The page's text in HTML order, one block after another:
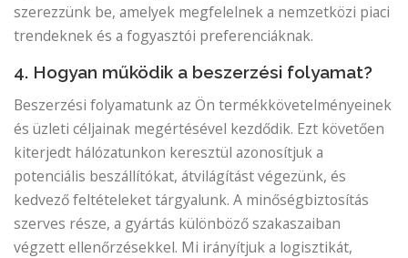
szerezzünk be, amelyek megfelelnek a nemzetközi piaci
trendeknek és a fogyasztói preferenciáknak.
4. Hogyan működik a beszerzési folyamat?
Beszerzési folyamatunk az Ön termékkövetelményeinek
és üzleti céljainak megértésével kezdődik. Ezt követően
kiterjedt hálózatunkon keresztül azonosítjuk a
potenciális beszállítókat, átvilágítást végezünk, és
kedvező feltételeket tárgyalunk. A minőségbiztosítás
szerves része, a gyártás különböző szakaszaiban
végzett ellenőrzésekkel. Mi irányítjuk a logisztikát,